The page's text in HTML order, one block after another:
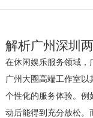
解析广州深圳
在休闲娱乐服务领域，
广州大圈高端工作室
个性化的服务体验。例
动后能得到充分放松。